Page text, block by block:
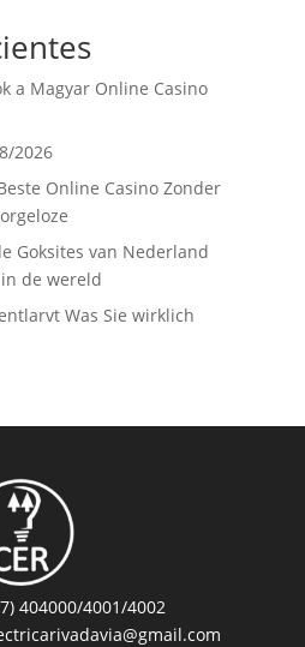
a Magyar Online Casino
2026
Online Casino Zonder
Goksites van Nederland
de wereld
Was Sie wirklich
404000/4001/4002